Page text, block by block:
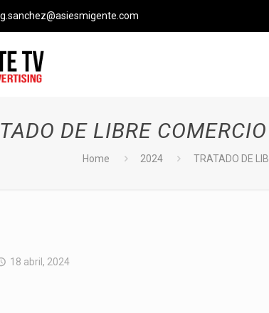
g.sanchez@asiesmigente.com
DE LIBRE
Home 2024 TRATADO DE
18 abril, 2024